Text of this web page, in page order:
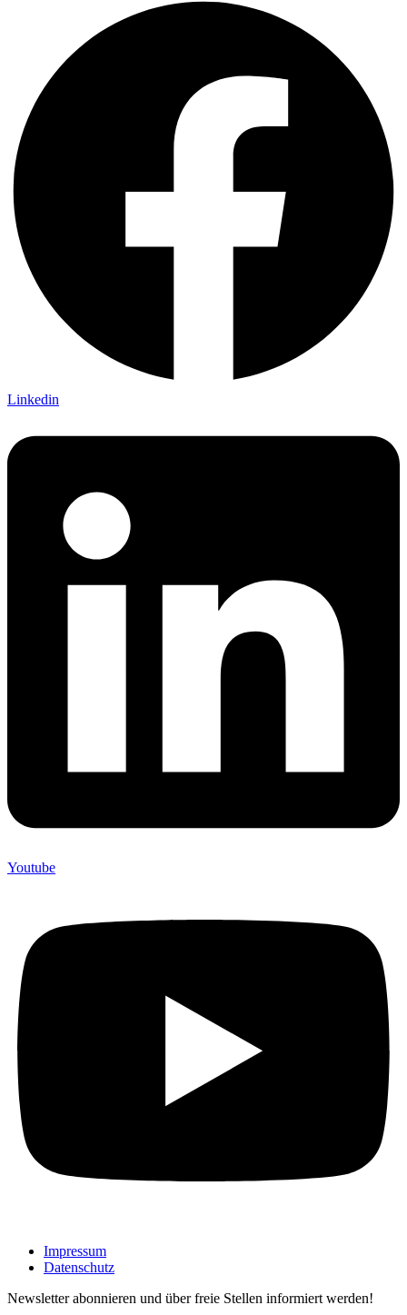
Linkedin
Youtube
Impressum
Datenschutz
Newsletter abonnieren und über freie Stellen informiert werden!